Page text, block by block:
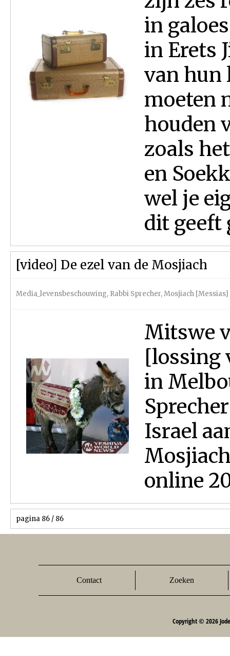
in
in Erets
van hun
moeten
houden
zoals
en
wel je
dit geeft
[video] De ezel van de Mosjiach
Media_levensbeschouwing, Rabbi Sprecher,Mosjiach [Messias]
Mitswe
[lossing
in
Israel
online
pagina 86 / 86
Contact Zoeken
Copyright © 2026